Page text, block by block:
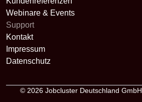
Webinare & Events
Support
Kontakt
Impressum
Datenschutz
© 2026 Jobcluster Deutschland GmbH